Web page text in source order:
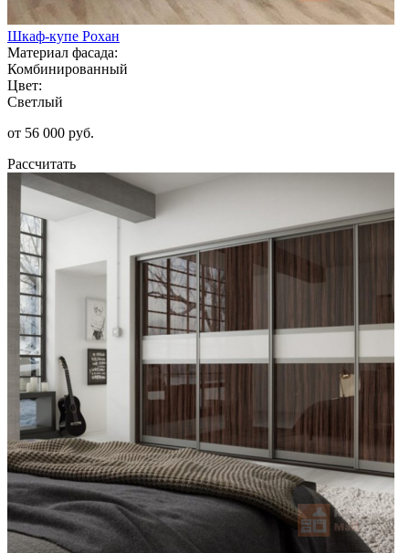
Шкаф-купе Рохан
Материал фасада:
Комбинированный
Цвет:
Светлый
от 56 000 руб.
Рассчитать